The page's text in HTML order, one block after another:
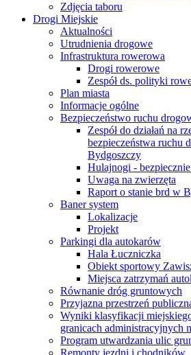
Zdjęcia taboru
Drogi Miejskie
Aktualności
Utrudnienia drogowe
Infrastruktura rowerowa
Drogi rowerowe
Zespół ds. polityki
Plan miasta
Informacje ogólne
Bezpieczeństwo ruchu
Zespół do działań na
bezpieczeństwa ruchu
Bydgoszczy
Hulajnogi -
Uwaga na zwierzęta
Raport o stanie brd w
Baner system
Lokalizacje
Projekt
Parkingi dla autokarów
Hala Łuczniczka
Obiekt sportowy
Miejsca zatrzymań
Równanie dróg gruntowych
Przyjazna przestrzeń
Wyniki klasyfikacji
granicach administracyjnych
Program utwardzania ulic
Remonty jezdni i chodników